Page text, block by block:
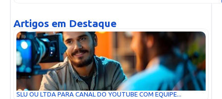
Artigos em Destaque
SLU OU LTDA PARA CANAL DO YOUTUBE COM EQUIPE...